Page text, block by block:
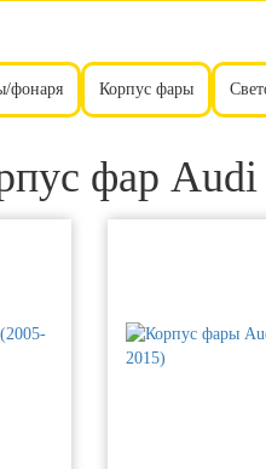
фонаря Корпус фары
фар